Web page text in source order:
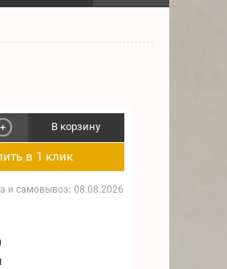
+ В корзину
в 1 клик
и самовывоз: 08.08.2026